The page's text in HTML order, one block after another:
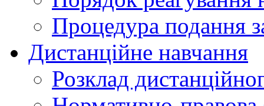
Процедура подання
Дистанційне навчання
Розклад